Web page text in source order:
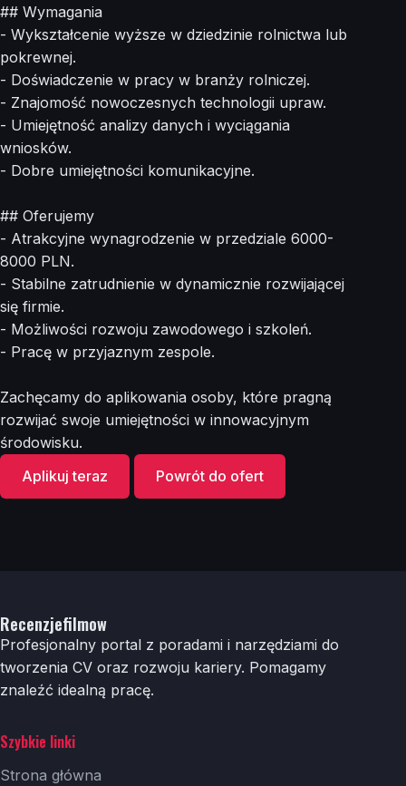
## Wymagania
- Wykształcenie wyższe w dziedzinie rolnictwa lub
pokrewnej.
- Doświadczenie w pracy w branży rolniczej.
- Znajomość nowoczesnych technologii upraw.
- Umiejętność analizy danych i wyciągania
wniosków.
- Dobre umiejętności komunikacyjne.
## Oferujemy
- Atrakcyjne wynagrodzenie w przedziale 6000-
8000 PLN.
- Stabilne zatrudnienie w dynamicznie rozwijającej
się firmie.
- Możliwości rozwoju zawodowego i szkoleń.
- Pracę w przyjaznym zespole.
Zachęcamy do aplikowania osoby, które pragną
rozwijać swoje umiejętności w innowacyjnym
środowisku.
Aplikuj teraz
Powrót do ofert
Recenzjefilmow
Profesjonalny portal z poradami i narzędziami do
tworzenia CV oraz rozwoju kariery. Pomagamy
znaleźć idealną pracę.
Szybkie linki
Strona główna